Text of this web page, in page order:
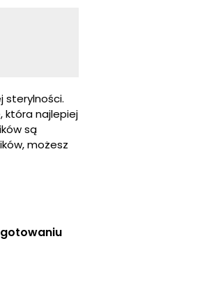
sterylności.
która najlepiej
są
możesz